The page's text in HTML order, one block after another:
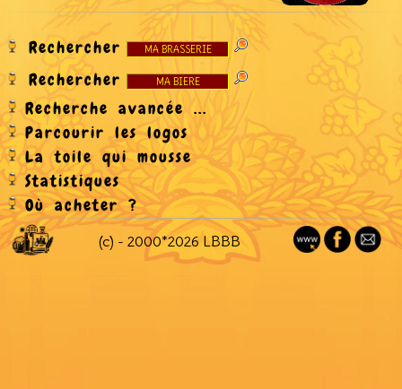
Rechercher
Rechercher
Recherche avancée ...
Parcourir les logos
La toile qui mousse
Statistiques
Où acheter ?
(c) - 2000*2026 LBBB